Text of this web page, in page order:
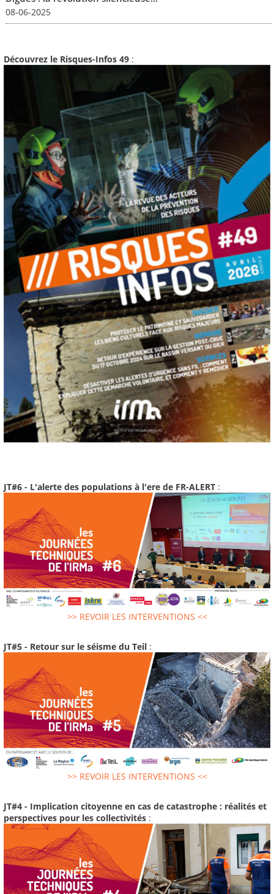
08-06-2025
Découvrez le Risques-Infos 49 :
JT#6 - L'alerte des populations à l'ere de FR-ALERT :
>> REVOIR LES INTERVENTIONS <<
JT#5 - Retour sur le séisme du Teil :
>> REVOIR LES INTERVENTIONS <<
JT#4 - Implication citoyenne en cas de catastrophe : réalités et
perspectives pour les collectivités :